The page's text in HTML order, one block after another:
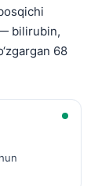
bilirubin,
68